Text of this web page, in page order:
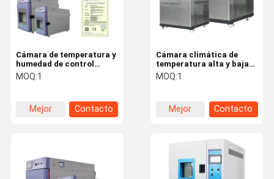
Cámara climática de
temperatura alta y baja
con control de ciclo
ambiental constante LIYI
humedad controladas
MOQ:1
Mejor
Contacto
Cámara de temperatura y
humedad de control
climático LIYI Mini,
cámara de humedad
temperatura y humedad,
precio para uso en
MOQ:1
Mejor
Contacto